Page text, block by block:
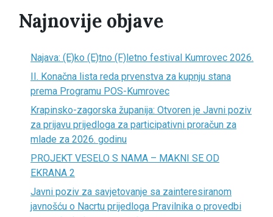
Najnovije objave
Najava: (E)ko (E)tno (F)letno festival Kumrovec 2026.
II. Konačna lista reda prvenstva za kupnju stana
prema Programu POS-Kumrovec
Krapinsko-zagorska županija: Otvoren je Javni poziv
za prijavu prijedloga za participativni proračun za
mlade za 2026. godinu
PROJEKT VESELO S NAMA – MAKNI SE OD
EKRANA 2
Javni poziv za savjetovanje sa zainteresiranom
javnošću o Nacrtu prijedloga Pravilnika o provedbi